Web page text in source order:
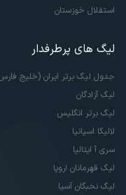
استقلال خوزستان
لیگ های پرطرفدار
جدول لیگ برتر ایران (خلیج
لیگ آزادگان
لیگ برتر انگلیس
لالیگا اسپانیا
سری آ ایتالیا
لیگ قهرمانان اروپا
لیگ نخبگان آسیا